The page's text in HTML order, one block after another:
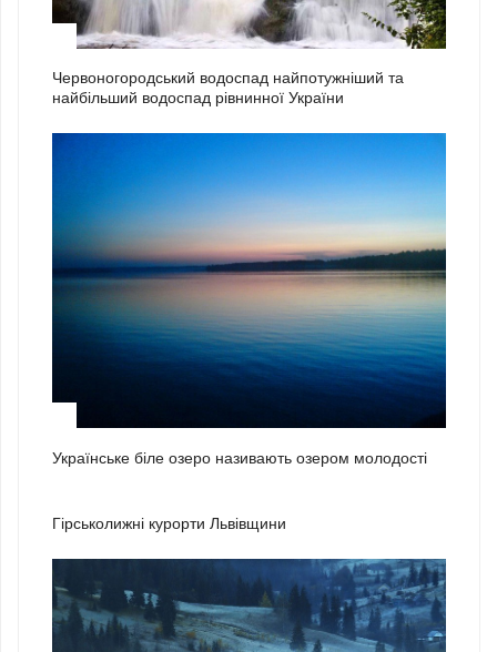
Червоногородський водоспад найпотужніший та
найбільший водоспад рівнинної України
Українське біле озеро називають озером молодості
Гірськолижні курорти Львівщини